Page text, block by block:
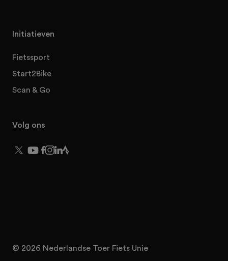
Initiatieven
Fietssport
Start2Bike
Scan & Go
Volg ons
© 2026 Nederlandse Toer Fiets Unie